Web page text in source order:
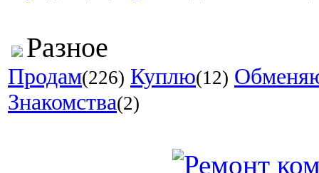
Разное
Продам(226) Куплю(12)
Знакомства(2)